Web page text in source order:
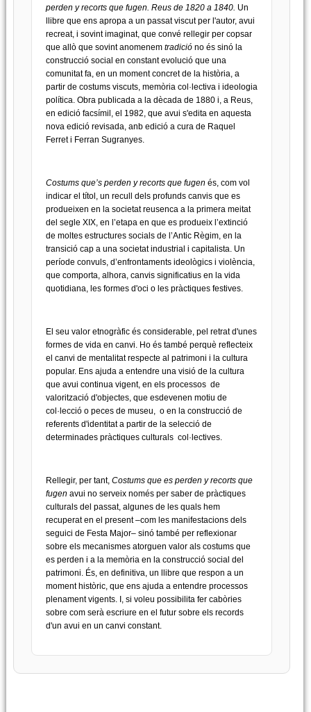
perden y recorts que fugen. Reus de 1820 a 1840. Un
llibre que ens apropa a un passat viscut per l'autor, avui
recreat, i sovint imaginat, que convé rellegir per copsar
que allò que sovint anomenem tradicióno és sinó la
construcció social en constant evolució que una
comunitat fa, en un moment concret de la història, a
partir de costums viscuts, memòria col·lectiva i ideologia
política. Obra publicada a la dècada de 1880 i, a Reus,
en edició facsímil, el 1982, que avui s'edita en aquesta
nova edició revisada, anb edició a cura de Raquel
Ferret i Ferran Sugranyes.
Costums que’s perden y recorts que fugen és, com vol
indicar el títol, un recull dels profunds canvis que es
produeixen en la societat reusenca a la primera meitat
del segle XIX, en l’etapa en que es produeix l’extinció
de moltes estructures socials de l’Antic Règim, en la
transició cap a una societat industrial i capitalista. Un
període convuls, d’enfrontaments ideològics i violència,
que comporta, alhora, canvis significatius en la vida
quotidiana, les formes d'oci o les pràctiques festives.
El seu valor etnogràfic és considerable, pel retrat d'unes
formes de vida en canvi. Ho és també perquè reflecteix
el canvi de mentalitat respecte al patrimoni i la cultura
popular. Ens ajuda a entendre una visió de la cultura
que avui continua vigent, en els processos de
valorització d'objectes, que esdevenen motiu de
col·lecció o peces de museu, o en la construcció de
referents d'identitat a partir de la selecció de
determinades pràctiques culturals col·lectives.
Rellegir, per tant, Costums que es perden y recorts que
fugen avui no serveix només per saber de pràctiques
culturals del passat, algunes de les quals hem
recuperat en el present –com les manifestacions dels
seguici de Festa Major– sinó també per reflexionar
sobre els mecanismes atorguen valor als costums que
es perden i a la memòria en la construcció social del
patrimoni. És, en definitiva, un llibre que respon a un
moment històric, que ens ajuda a entendre processos
plenament vigents. I, si voleu possibilita fer cabòries
sobre com serà escriure en el futur sobre els records
d'un avui en un canvi constant.